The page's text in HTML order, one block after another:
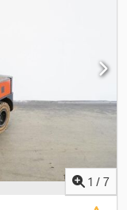
Dcjdpfx Aozg N S
2170
met stads- en
- Akoestisch
3-traps
-
het chassis -
achteraan -
in de cabine -
1 / 7